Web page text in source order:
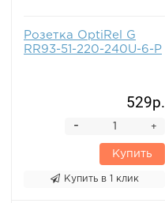
Розетка OptiRel G
RR93-51-220-240U-6-P
529р.
+
-
Купить
Купить в 1 клик